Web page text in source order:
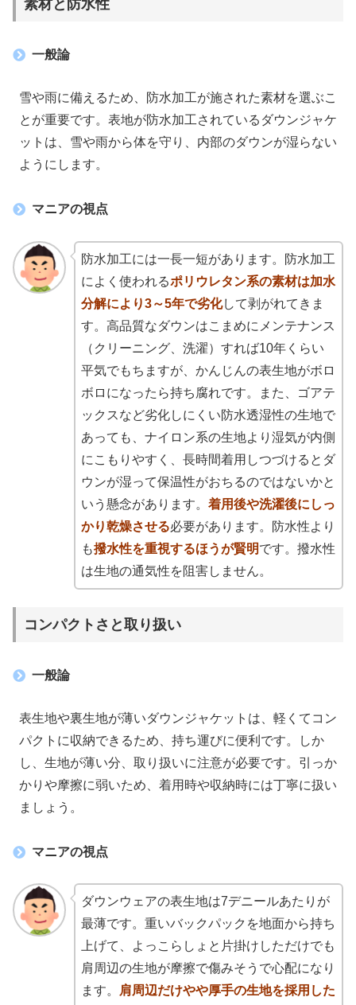
素材と防水性
一般論
雪や雨に備えるため、防水加工が施された素材を選ぶこ
とが重要です。表地が防水加工されているダウンジャケ
ットは、雪や雨から体を守り、内部のダウンが湿らない
ようにします。
マニアの視点
防水加工には一長一短があります。防水加工
によく使われるポリウレタン系の素材は加水
分解により3～5年で劣化して剥がれてきま
す。高品質なダウンはこまめにメンテナンス
（クリーニング、洗濯）すれば10年くらい
平気でもちますが、かんじんの表生地がボロ
ボロになったら持ち腐れです。また、ゴアテ
ックスなど劣化しにくい防水透湿性の生地で
あっても、ナイロン系の生地より湿気が内側
にこもりやすく、長時間着用しつづけるとダ
ウンが湿って保温性がおちるのではないかと
いう懸念があります。 着用後や洗濯後にしっ
かり乾燥させる必要があります。防水性より
も撥水性を重視するほうが賢明です。撥水性
は生地の通気性を阻害しません。
コンパクトさと取り扱い
一般論
表生地や裏生地が薄いダウンジャケットは、軽くてコン
パクトに収納できるため、持ち運びに便利です。しか
し、生地が薄い分、取り扱いに注意が必要です。引っか
かりや摩擦に弱いため、着用時や収納時には丁寧に扱い
ましょう。
マニアの視点
ダウンウェアの表生地は7デニールあたりが
最薄です。重いバックパックを地面から持ち
上げて、よっこらしょと片掛けしただけでも
肩周辺の生地が摩擦で傷みそうで心配になり
ます。 肩周辺だけやや厚手の生地を採用した